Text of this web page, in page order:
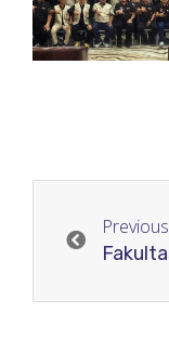
Previous